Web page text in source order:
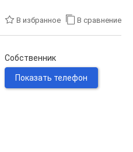
В избранное В сравнение
Собственник
Показать телефон